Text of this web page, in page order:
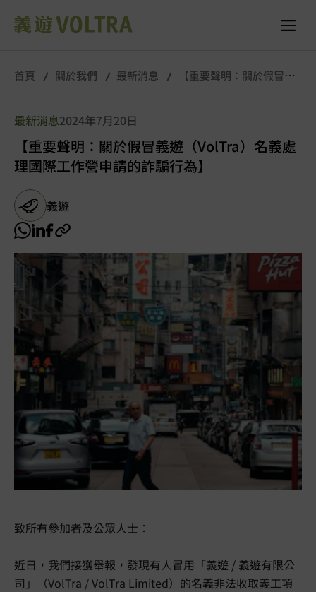
首頁 關於我們 最新消息
【重要聲明：關於假冒義
最新消息2024年7月20日
【重要聲明：關於假冒義遊（VolTra）名義處
理國際工作營申請的詐騙行為】
義遊
致所有參加者及公眾人士：
近日，我們接獲舉報，發現有人冒用「義遊 / 義遊有限公
司」（VolTra / VolTra Limited）的名義非法收取義工項